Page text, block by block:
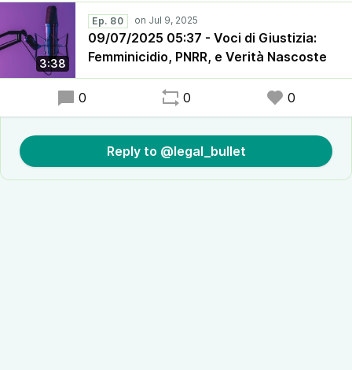
3:38
Ep. 80
09/07/2025 05:37 - Voci di Giustizia:
Femminicidio, PNRR, e Verità Nascoste
0 0 0
Reply to @legal_bullet